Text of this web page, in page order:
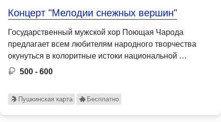
Концерт "Мелодии снежных вершин"
Государственный мужской хор Поющая Чарода
предлагает всем любителям народного творчества
окунуться в колоритные истоки национальной …
500 - 600
Пушкинская карта Бесплатно